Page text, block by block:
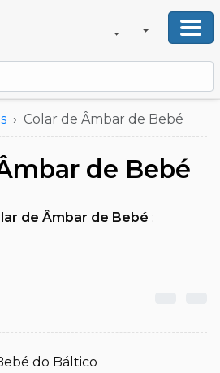
Colar de Âmbar de Bebé
de Bebé
de Âmbar de Bebé :
do Báltico